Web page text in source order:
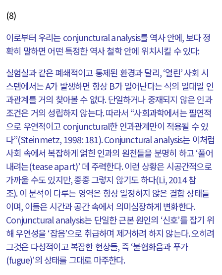
(8)
이로부터 우리는 conjunctural analysis를 역사 안에, 보다 정
확히 말하면 어떤 특정한 역사 철학 안에 위치시킬 수 있다:
실험실과 같은 폐쇄적이고 통제된 환경과 달리, ‘열린’사회 시
스템에서는A가 발생하면 항상 B가 일어난다는 식의 일대일 인
과관계를 거의 찾아볼 수 없다.단일하거나 중재되지 않은 인과
조건은 거의 성립하지 않는다.따라서 “사회과학에서는 필연적
으로 우연적이고 conjunctural한 인과관계만이 적용될 수 있
다”(Steinmetz, 1998: 181). Conjunctural analysis는 이처럼
사회 속에서 복잡하게 얽힌 인과의 원천들을 분명히 하고‘풀어
내려는(tease apart)’ 데 주력한다.이런 상황은 시공간적으로
가까울 수도 있지만,종종 그렇지 않기도 하다(Li, 2014참
조).이 분석이 다루는 영역은 항상 일정하지 않은 결합 상태들
이며, 이들은 시간과 공간 속에서 의미심장하게 변화한다.
Conjunctural analysis는 단일한 근본 원인의 ‘신호’를 잡기 위
해 우연성을‘잡음’으로 취급하며 제거하려 하지 않는다.오히려
그것은 다성적이고 복잡한 현상들,즉‘불협화음과 푸가
(fugue)’의 상태를 그대로 마주한다.